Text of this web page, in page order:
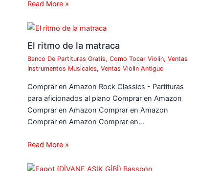
Read More »
El ritmo de la matraca
Banco De Partituras Gratis,Como Tocar Violin,Ventas
Instrumentos Musicales,Ventas Violin Antiguo
Comprar en Amazon Rock Classics - Partituras
para aficionados al piano Comprar en Amazon
Comprar en Amazon Comprar en Amazon
Comprar en Amazon Comprar en…
Read More »